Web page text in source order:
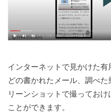
インターネットで見かけた
どの書かれたメール、調べ
リーンショットで撮ってお
ことができます。